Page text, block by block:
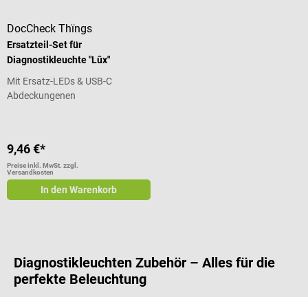
DocCheck Thïngs
Ersatzteil-Set für
Diagnostikleuchte "Lûx"
Mit Ersatz-LEDs & USB-C
Abdeckungenen
9,46 €*
Preise inkl. MwSt. zzgl.
Versandkosten
In den Warenkorb
Diagnostikleuchten Zubehör – Alles für die
perfekte Beleuchtung